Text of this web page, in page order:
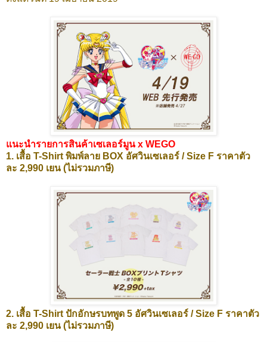
แนะนำรายการสินค้าเซเลอร์มูน x WEGO
1. เสื้อ T-Shirt พิมพ์ลาย BOX อัศวินเซเลอร์ / Size F ราคาตัว
ละ 2,990 เยน (ไม่รวมภาษี)
2. เสื้อ T-Shirt ปักอักษรบทพูด 5 อัศวินเซเลอร์ / Size F ราคาตัว
ละ 2,990 เยน (ไม่รวมภาษี)